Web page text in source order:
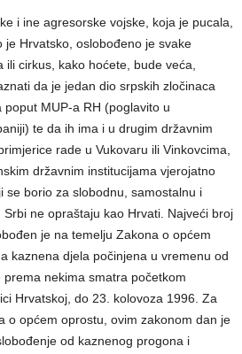
i ine agresorske vojske, koja je pucala,
je Hrvatsko, oslobođeno je svake
ili cirkus, kako hoćete, bude veća,
da je jedan dio srpskih zločinaca
MUP-a RH (poglavito u
te da ih ima i u drugim državnim
rade u Vukovaru ili Vinkovcima,
državnim institucijama vjerojatno
se borio za slobodnu, samostalnu i
ne opraštaju kao Hrvati. Najveći broj
je na temelju Zakona o općem
kaznena djela počinjena u vremenu od
nekima smatra početkom
Hrvatskoj, do 23. kolovoza 1996. Za
o općem oprostu, ovim zakonom dan je
od kaznenog progona i